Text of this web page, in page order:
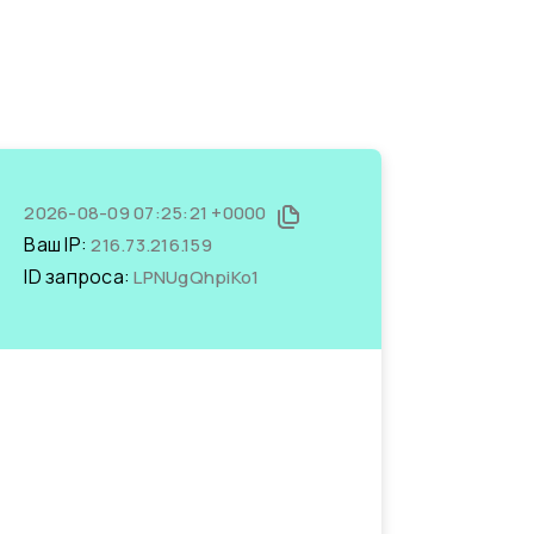
2026-08-09 07:25:21 +0000
Ваш IP:216.73.216.159
ID запроса:LPNUgQhpiKo1